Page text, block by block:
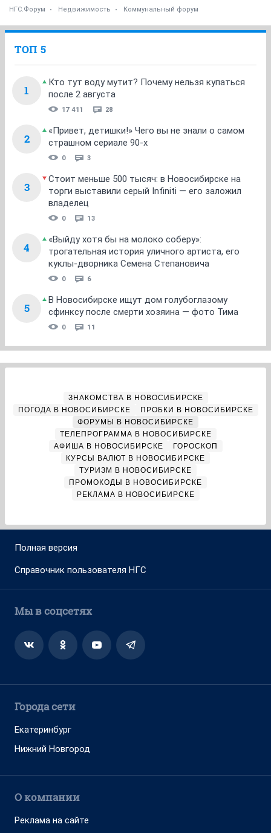
НГС.Форум Недвижимость Коммунальный форум
ТОП 5
1
Кто тут воду мутит? Почему нельзя купаться
после 2 августа
17 411 28
2
«Привет, детишки!» Чего вы не знали о самом
страшном сериале 90-х
0 3
3
Стоит меньше 500 тысяч: в Новосибирске на
торги выставили серый Infiniti — его заложил
владелец
0 13
4
«Выйду хотя бы на молоко соберу»:
трогательная история уличного артиста, его
куклы-дворника Семена Степановича
0 6
5
В Новосибирске ищут дом голубоглазому
сфинксу после смерти хозяина — фото Тима
0 11
ЗНАКОМСТВА В НОВОСИБИРСКЕ
ПОГОДА В НОВОСИБИРСКЕ
ПРОБКИ В НОВОСИБИРСКЕ
ФОРУМЫ В НОВОСИБИРСКЕ
ТЕЛЕПРОГРАММА В НОВОСИБИРСКЕ
АФИША В НОВОСИБИРСКЕ
ГОРОСКОП
КУРСЫ ВАЛЮТ В НОВОСИБИРСКЕ
ТУРИЗМ В НОВОСИБИРСКЕ
ПРОМОКОДЫ В НОВОСИБИРСКЕ
РЕКЛАМА В НОВОСИБИРСКЕ
Полная версия
Справочник пользователя НГС
Мы в соцсетях
Города сети
Екатеринбург
Нижний Новгород
О компании
Реклама на сайте